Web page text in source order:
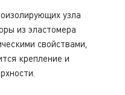
узла
из эластомера
свойствами,
крепление и